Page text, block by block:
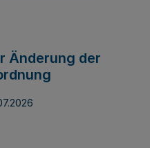
Änderung der